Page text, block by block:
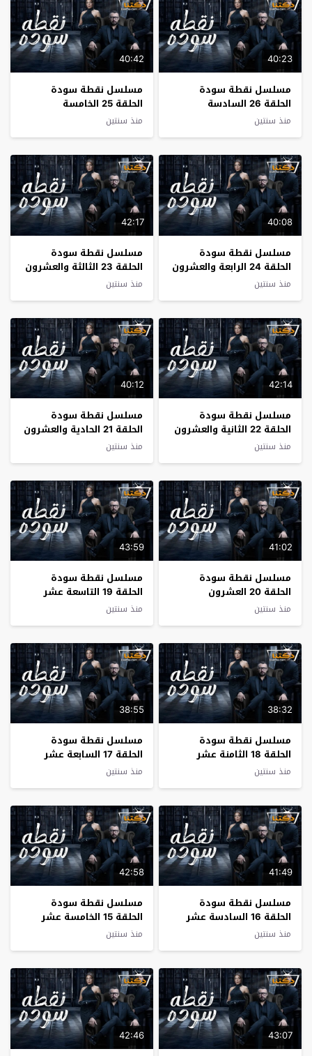
40:23
مسلسل نقطة سودة
الحلقة 26 السادسة
والعشرون
منذ سنتين
40:42
مسلسل نقطة سودة
الحلقة 25 الخامسة
والعشرون
منذ سنتين
40:08
مسلسل نقطة سودة
الحلقة 24 الرابعة والعشرون
منذ سنتين
42:17
مسلسل نقطة سودة
الحلقة 23 الثالثة والعشرون
منذ سنتين
42:14
مسلسل نقطة سودة
الحلقة 22 الثانية والعشرون
منذ سنتين
40:12
مسلسل نقطة سودة
الحلقة 21 الحادية والعشرون
منذ سنتين
41:02
مسلسل نقطة سودة
الحلقة 20 العشرون
منذ سنتين
43:59
مسلسل نقطة سودة
الحلقة 19 التاسعة عشر
منذ سنتين
38:32
مسلسل نقطة سودة
الحلقة 18 الثامنة عشر
منذ سنتين
38:55
مسلسل نقطة سودة
الحلقة 17 السابعة عشر
منذ سنتين
41:49
مسلسل نقطة سودة
الحلقة 16 السادسة عشر
منذ سنتين
42:58
مسلسل نقطة سودة
الحلقة 15 الخامسة عشر
منذ سنتين
43:07
42:46